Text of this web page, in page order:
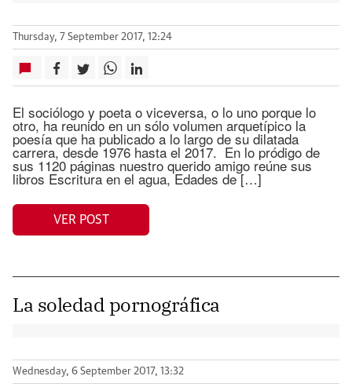
Thursday, 7 September 2017, 12:24
El sociólogo y poeta o viceversa, o lo uno porque lo
otro, ha reunido en un sólo volumen arquetípico la
poesía que ha publicado a lo largo de su dilatada
carrera, desde 1976 hasta el 2017. En lo pródigo de
sus 1120 páginas nuestro querido amigo reúne sus
libros Escritura en el agua, Edades de […]
VER POST
La soledad pornográfica
Wednesday, 6 September 2017, 13:32